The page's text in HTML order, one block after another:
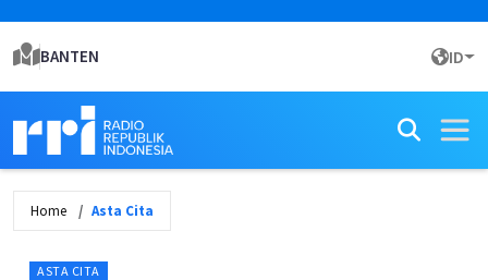
BANTEN ID
Home Asta Cita
ASTA CITA